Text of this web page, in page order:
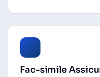
Fac-simile